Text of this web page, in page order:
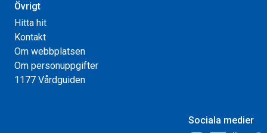
Övrigt
Hitta hit
Kontakt
Om webbplatsen
Om personuppgifter
1177 Vårdguiden
Sociala medier